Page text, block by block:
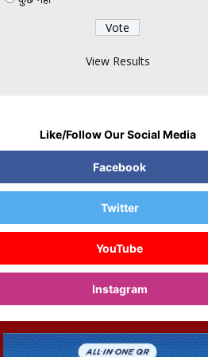
कांग्रेस का सभी सांसदों को सदन में रहने का निर्देश
View Results
Like/Follow Our Social Media
Facebook
Twitter
YouTube
Instagram